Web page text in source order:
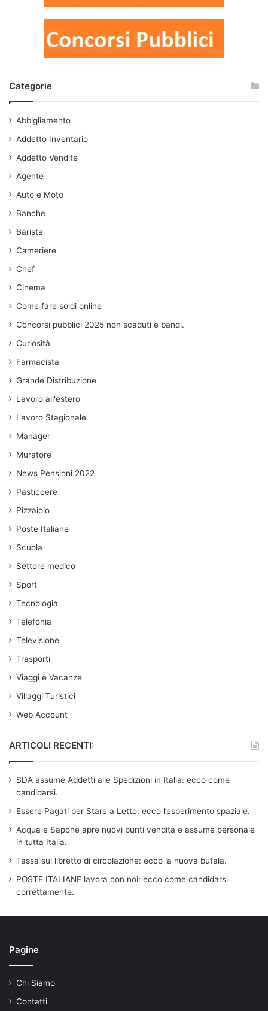
Categorie
Abbigliamento
Addetto Inventario
Addetto Vendite
Agente
Auto e Moto
Banche
Barista
Cameriere
Chef
Cinema
Come fare soldi online
Concorsi pubblici 2025 non scaduti e bandi.
Curiosità
Farmacista
Grande Distribuzione
Lavoro all'estero
Lavoro Stagionale
Manager
Muratore
News Pensioni 2022
Pasticcere
Pizzaiolo
Poste Italiane
Scuola
Settore medico
Sport
Tecnologia
Telefonia
Televisione
Trasporti
Viaggi e Vacanze
Villaggi Turistici
Web Account
ARTICOLI RECENTI:
SDA assume Addetti alle Spedizioni in Italia: ecco come
candidarsi.
Essere Pagati per Stare a Letto: ecco l’esperimento spaziale.
Acqua e Sapone apre nuovi punti vendita e assume personale
in tutta Italia.
Tassa sul libretto di circolazione: ecco la nuova bufala.
POSTE ITALIANE lavora con noi: ecco come candidarsi
correttamente.
Pagine
Chi Siamo
Contatti